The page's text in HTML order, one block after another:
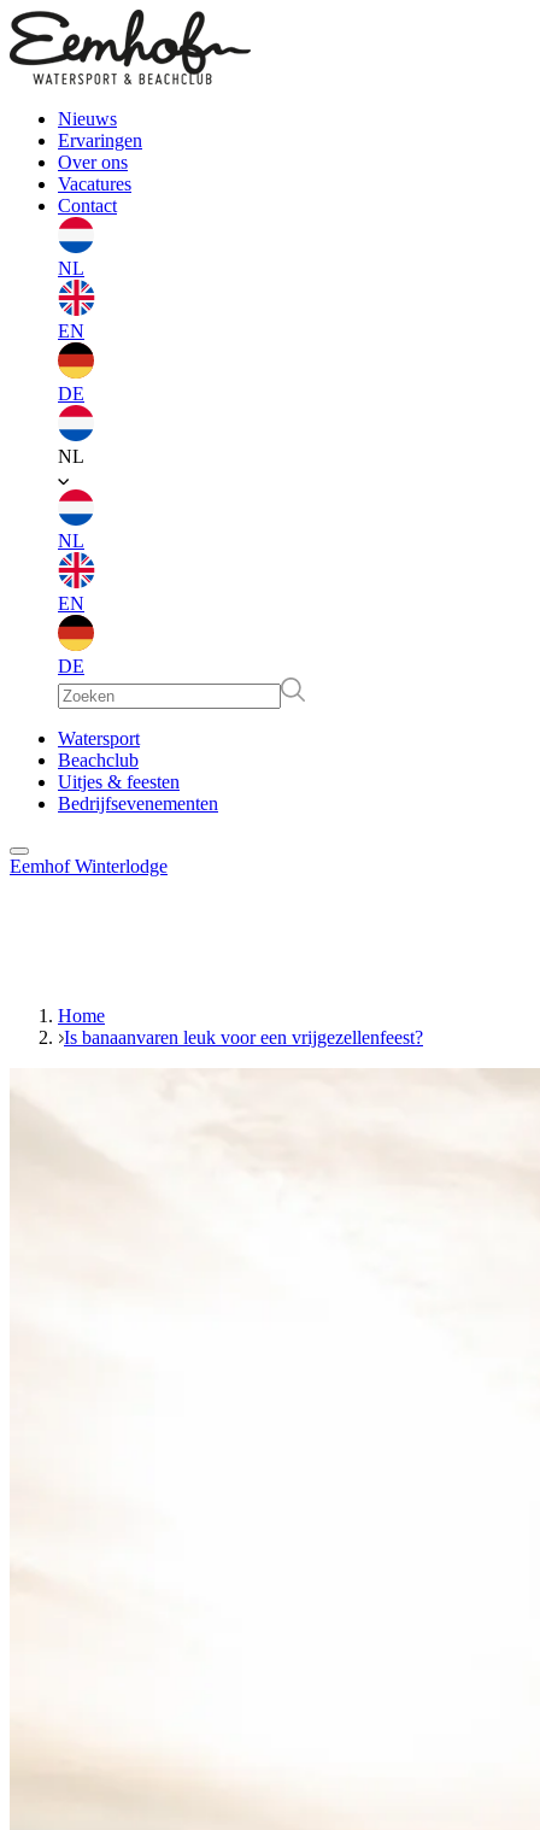
Nieuws
Ervaringen
Over ons
Vacatures
Contact
NL
EN
DE
NL
NL
EN
DE
EN
DE
Watersport
Beachclub
Uitjes & feesten
Bedrijfsevenementen
Eemhof Winterlodge
Home
Is banaanvaren leuk voor een vrijgezellenfeest?